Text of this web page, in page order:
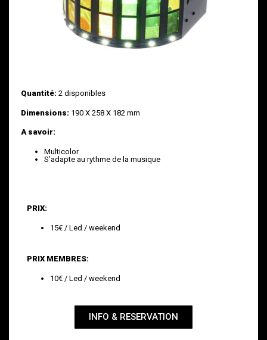
Quantité: 2 disponibles
Dimensions: 190 X 258 X 182 mm
A savoir:
Multicolor
S’adapte au rythme de la musique
PRIX:
15€ / Led / weekend
PRIX MEMBRES:
10€ / Led / weekend
INFO & RESERVATION